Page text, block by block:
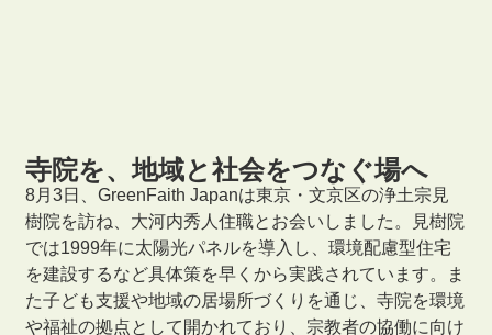
寺院を、地域と社会をつなぐ場へ
8月3日、GreenFaith Japanは東京・文京区の浄土宗見
樹院を訪ね、大河内秀人住職とお会いしました。見樹院
では1999年に太陽光パネルを導入し、環境配慮型住宅
を建設するなど具体策を早くから実践されています。ま
た子ども支援や地域の居場所づくりを通じ、寺院を環境
や福祉の拠点として開かれており、宗教者の協働に向け